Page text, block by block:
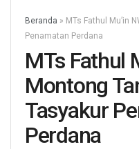
Beranda » MTs Fathul Mu’in
Penamatan Perdana
MTs Fathul
Montong
Tasyakur
Perdana